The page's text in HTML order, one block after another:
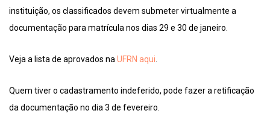
instituição, os classificados devem submeter virtualmente a
documentação para matrícula nos dias 29 e 30 de janeiro.
Veja a lista de aprovados naUFRN aqui.
Quem tiver o cadastramento indeferido, pode fazer a retificação
da documentação no dia 3 de fevereiro.